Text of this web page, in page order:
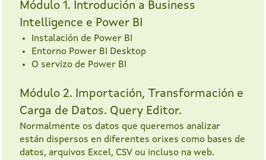
Módulo 1. Introdución a Business
Intelligence e Power BI
Instalación de Power BI
Entorno Power BI Desktop
O servizo de Power BI
Módulo 2. Importación, Transformación e
Carga de Datos. Query Editor.
Normalmente os datos que queremos analizar
están dispersos en diferentes orixes como bases de
datos, arquivos Excel, CSV ou incluso na web.